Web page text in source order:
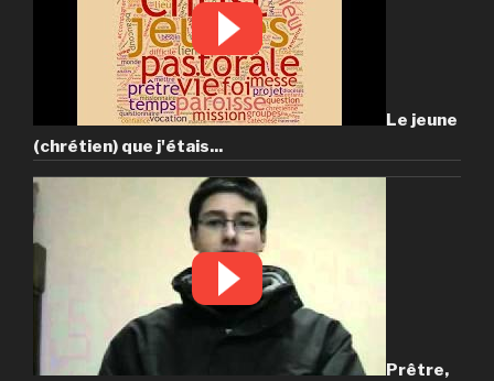
Le jeune
(chrétien) que j'étais...
Prêtre,